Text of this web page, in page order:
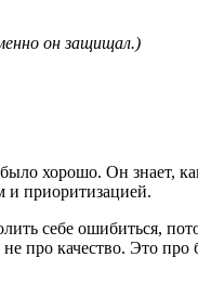
он защищал.)
хорошо. Он знает,
и приоритизацией.
себе ошибиться,
про качество. Это про